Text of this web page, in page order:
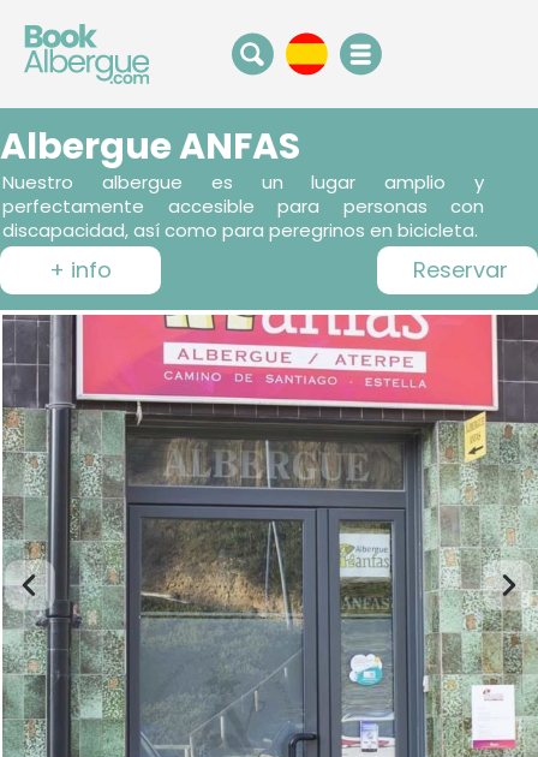
Albergue ANFAS
Nuestro albergue es un lugar amplio y
perfectamente accesible para personas con
discapacidad, así como para peregrinos en bicicleta.
+ info Reservar